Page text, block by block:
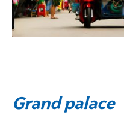
Grand palace